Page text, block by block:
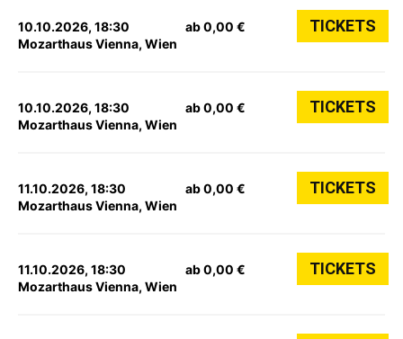
10.10.2026, 18:30
Mozarthaus Vienna, Wien
ab 0,00 € TICKETS
10.10.2026, 18:30
Mozarthaus Vienna, Wien
ab 0,00 € TICKETS
11.10.2026, 18:30
Mozarthaus Vienna, Wien
ab 0,00 € TICKETS
11.10.2026, 18:30
Mozarthaus Vienna, Wien
ab 0,00 € TICKETS